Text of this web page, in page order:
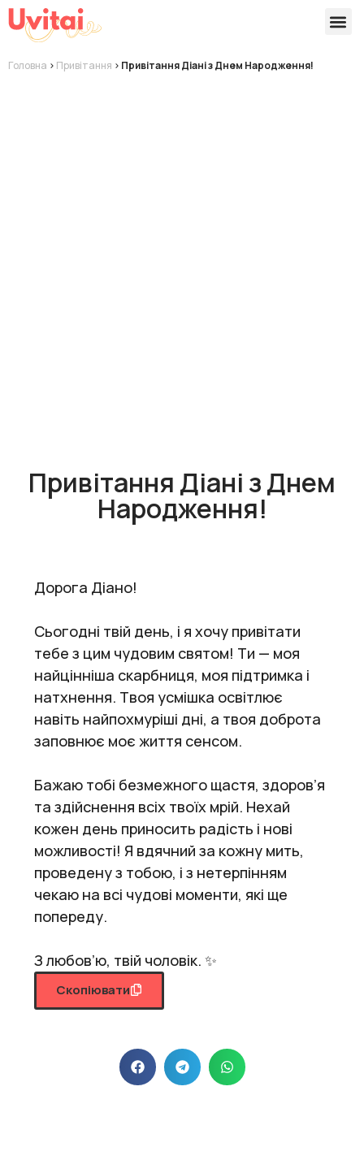
Головна > Привітання > Привітання Діані з Днем Народження!
Привітання Діані з Днем
Народження!
Дорога Діано!
Сьогодні твій день, і я хочу привітати
тебе з цим чудовим святом! Ти — моя
найцінніша скарбниця, моя підтримка і
натхнення. Твоя усмішка освітлює
навіть найпохмуріші дні, а твоя доброта
заповнює моє життя сенсом.
Бажаю тобі безмежного щастя, здоров’я
та здійснення всіх твоїх мрій. Нехай
кожен день приносить радість і нові
можливості! Я вдячний за кожну мить,
проведену з тобою, і з нетерпінням
чекаю на всі чудові моменти, які ще
попереду.
З любов’ю, твій чоловік. ✨
Скопіювати